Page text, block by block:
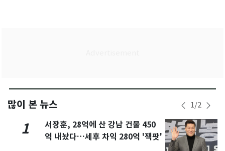
많이 본 뉴스 1/2
1
서장훈, 28억에 산 강남 건물 450
억 내놨다…세후 차익 280억 '잭팟'